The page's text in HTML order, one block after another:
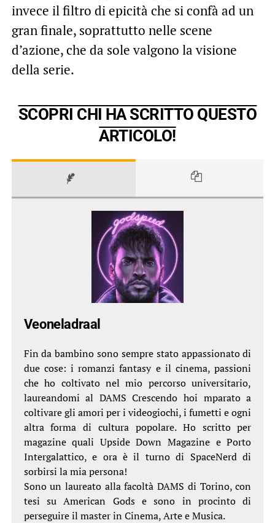
invece il filtro di epicità che si confà ad un
gran finale, soprattutto nelle scene
d’azione, che da sole valgono la visione
della serie.
SCOPRI CHI HA SCRITTO QUESTO
ARTICOLO!
Veoneladraal
Fin da bambino sono sempre stato appassionato di
due cose: i romanzi fantasy e il cinema, passioni
che ho coltivato nel mio percorso universitario,
laureandomi al DAMS Crescendo hoi mparato a
coltivare gli amori per i videogiochi, i fumetti e ogni
altra forma di cultura popolare. Ho scritto per
magazine quali Upside Down Magazine e Porto
Intergalattico, e ora è il turno di SpaceNerd di
sorbirsi la mia persona!
Sono un laureato alla facoltà DAMS di Torino, con
tesi su American Gods e sono in procinto di
perseguire il master in Cinema, Arte e Musica.